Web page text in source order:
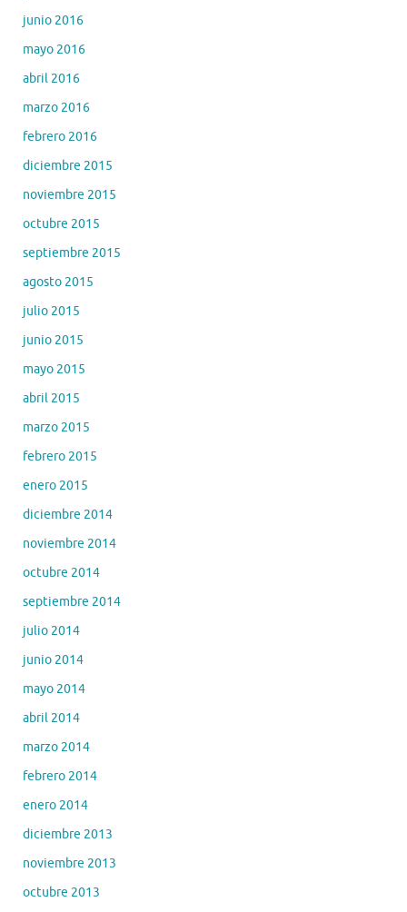
junio 2016
mayo 2016
abril 2016
marzo 2016
febrero 2016
diciembre 2015
noviembre 2015
octubre 2015
septiembre 2015
agosto 2015
julio 2015
junio 2015
mayo 2015
abril 2015
marzo 2015
febrero 2015
enero 2015
diciembre 2014
noviembre 2014
octubre 2014
septiembre 2014
julio 2014
junio 2014
mayo 2014
abril 2014
marzo 2014
febrero 2014
enero 2014
diciembre 2013
noviembre 2013
octubre 2013